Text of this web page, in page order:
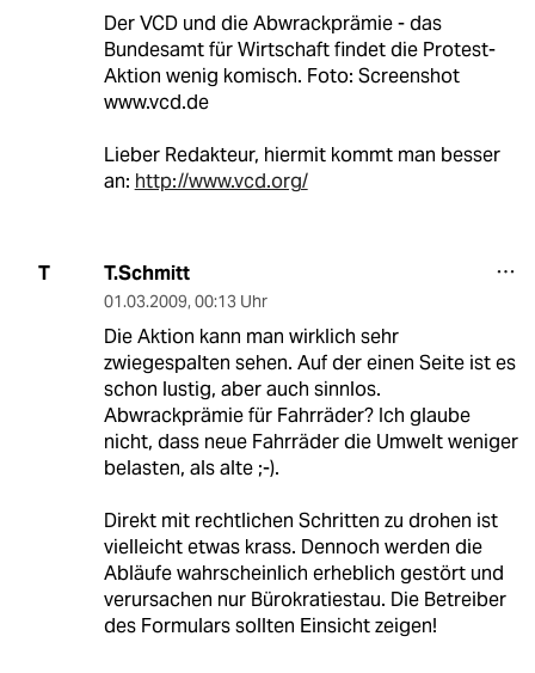
Der VCD und die Abwrackprämie - das
Bundesamt für Wirtschaft findet die Protest-
Aktion wenig komisch. Foto: Screenshot
www.vcd.de
Lieber Redakteur, hiermit kommt man besser
an: http://www.vcd.org/
T T.Schmitt
01.03.2009, 00:13 Uhr
Die Aktion kann man wirklich sehr
zwiegespalten sehen. Auf der einen Seite ist es
schon lustig, aber auch sinnlos.
Abwrackprämie für Fahrräder? Ich glaube
nicht, dass neue Fahrräder die Umwelt weniger
belasten, als alte ;-).
Direkt mit rechtlichen Schritten zu drohen ist
vielleicht etwas krass. Dennoch werden die
Abläufe wahrscheinlich erheblich gestört und
verursachen nur Bürokratiestau. Die Betreiber
des Formulars sollten Einsicht zeigen!